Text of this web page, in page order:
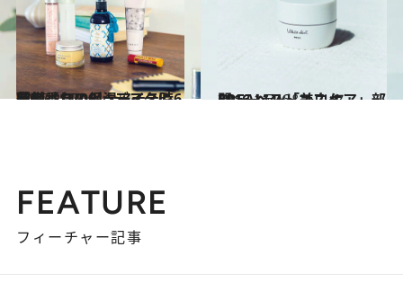
2017.2.27
花の香りのビューティ時間割【11:00】 デスクに常備したい保湿アイテム6選
ビューティ＆ヘルス 2016.11.26
CREAベストコスメ2016！(4) 「美白ケア」部門
ビューティ＆ヘルス
FEATURE
フィーチャー記事